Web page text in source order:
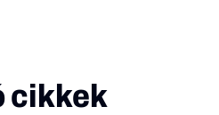
cikkek